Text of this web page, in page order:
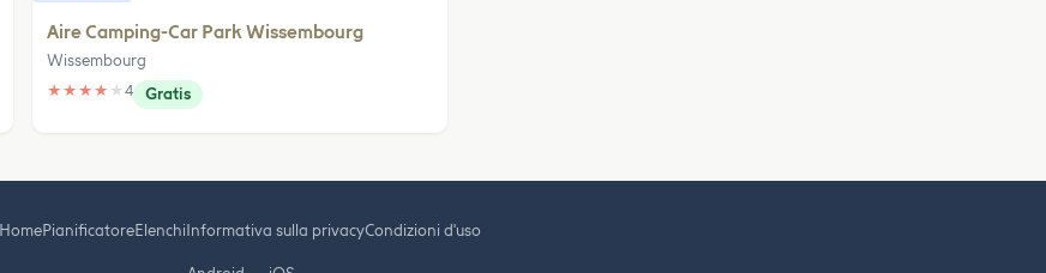
Aire Camping-Car Park Wissembourg
Wissembourg
★ ★ ★ ★ ★4 Gratis
HomePianificatoreElenchi Informativa sulla privacyCondizioni d'uso